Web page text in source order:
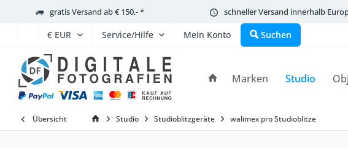
gratis Versand ab € 150,- * schneller Versand innerhalb
Service/Hilfe Mein Konto Suchen
Marken Studio
Übersicht Studio Studioblitzgeräte walimex pro Studioblitze